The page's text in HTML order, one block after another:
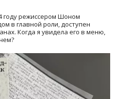
годурежиссером Шоном
в главной роли, доступен
Когда я увидела его в меню,